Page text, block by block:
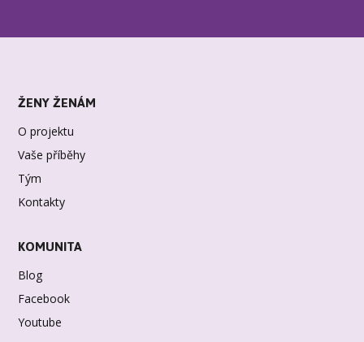
ŽENY ŽENÁM
O projektu
Vaše příběhy
Tým
Kontakty
KOMUNITA
Blog
Facebook
Youtube